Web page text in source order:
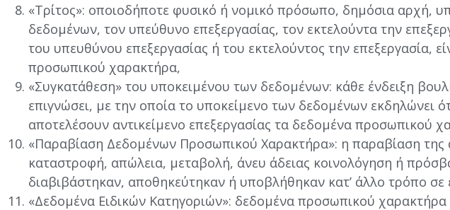
«Τρίτος»: οποιοδήποτε φυσικό ή νομικό πρόσωπο, δημόσια αρχή,
δεδομένων, τον υπεύθυνο επεξεργασίας, τον εκτελούντα την
του υπευθύνου επεξεργασίας ή του εκτελούντος την επεξεργασία,
προσωπικού χαρακτήρα,
«Συγκατάθεση» του υποκειμένου των δεδομένων: κάθε ένδειξη
επιγνώσει, με την οποία το υποκείμενο των δεδομένων εκδηλώνει
αποτελέσουν αντικείμενο επεξεργασίας τα δεδομένα προσωπικού
«Παραβίαση Δεδομένων Προσωπικού Χαρακτήρα»: η παραβίαση της
καταστροφή, απώλεια, μεταβολή, άνευ άδειας κοινολόγηση ή
διαβιβάστηκαν, αποθηκεύτηκαν ή υποβλήθηκαν κατ’ άλλο τρόπο σε
«Δεδομένα Ειδικών Κατηγοριών»: δεδομένα προσωπικού